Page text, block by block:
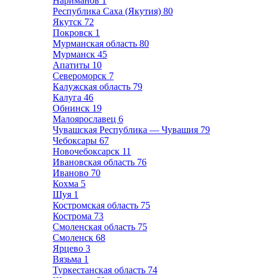
Республика Саха (Якутия) 80
Якутск 72
Покровск 1
Мурманская область 80
Мурманск 45
Апатиты 10
Североморск 7
Калужская область 79
Калуга 46
Обнинск 19
Малоярославец 6
Чувашская Республика — Чувашия 79
Чебоксары 67
Новочебоксарск 11
Ивановская область 76
Иваново 70
Кохма 5
Шуя 1
Костромская область 75
Кострома 73
Смоленская область 75
Смоленск 68
Ярцево 3
Вязьма 1
Туркестанская область 74